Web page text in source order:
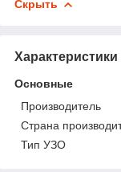
Скрыть
Характеристики
Основные
Производитель
Страна
Тип УЗО